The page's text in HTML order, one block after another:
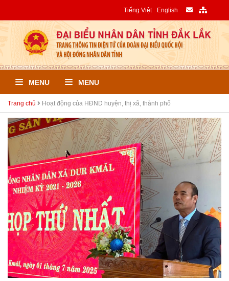
Tiếng Việt English
MENU MENU
Trang chủ Hoạt động của HĐND huyện, thị xã, thành phố